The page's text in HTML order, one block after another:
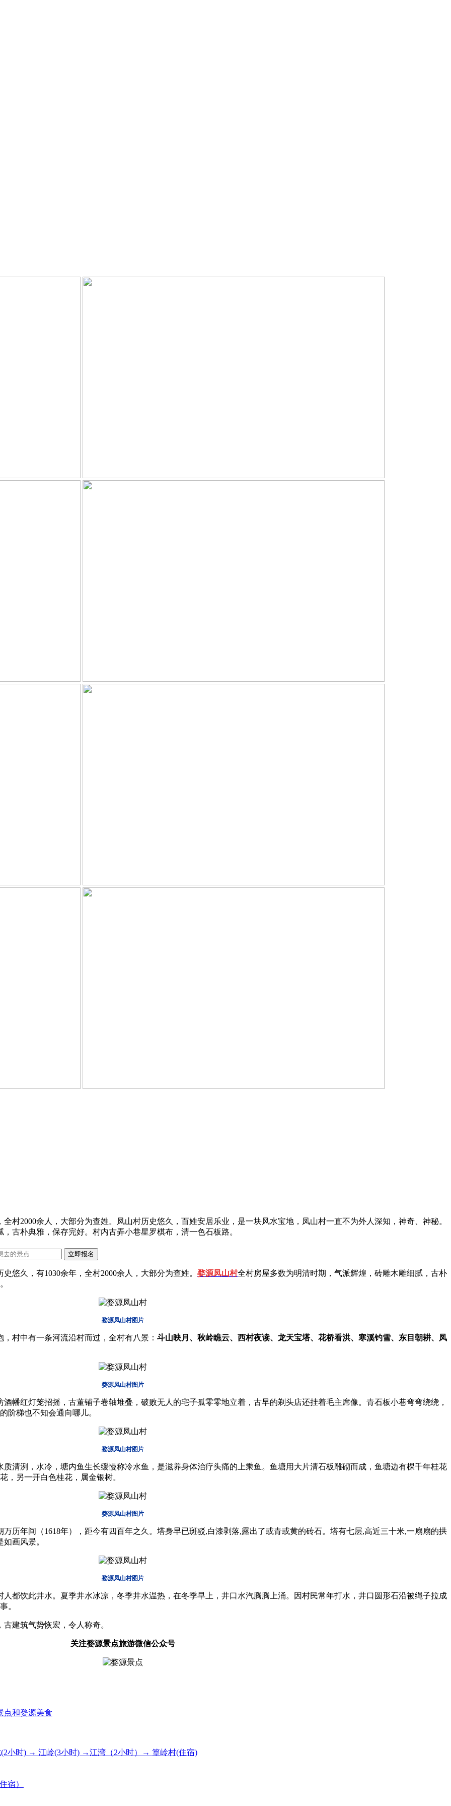
村2000余人，大部分为查姓。凤山村历史悠久，百姓安居乐业，是一块风水宝地，凤山村一直不为外人深知，神奇、神秘。
古朴典雅，保存完好。村内古弄小巷星罗棋布，清一色石板路。
久，有1030余年，全村2000余人，大部分为查姓。 婺源凤山村全村房屋多数为明清时期，气派辉煌，砖雕木雕细腻，古朴
婺源凤山村图片
村中有一条河流沿村而过，全村有八景： 斗山映月、秋岭瞧云、西村夜读、龙天宝塔、花桥看洪、寒溪钓雪、东目朝耕、凤
婺源凤山村图片
幡红灯笼招摇，古董铺子卷轴堆叠，破败无人的宅子孤零零地立着，古早的剃头店还挂着毛主席像。青石板小巷弯弯绕绕，
阶梯也不知会通向哪儿。
婺源凤山村图片
清洌，水冷，塘内鱼生长缓慢称冷水鱼，是滋养身体治疗头痛的上乘鱼。鱼塘用大片清石板雕砌而成，鱼塘边有棵千年桂花
，另一开白色桂花，属金银树。
婺源凤山村图片
历年间（1618年），距今有四百年之久。塔身早已斑驳,白漆剥落,露出了或青或黄的砖石。塔有七层,高近三十米,一扇扇的拱
画风景。
婺源凤山村图片
都饮此井水。夏季井水冰凉，冬季井水温热，在冬季早上，井口水汽腾腾上涌。因村民常年打水，井口圆形石沿被绳子拉成
。
建筑气势恢宏，令人称奇。
关注婺源景点旅游微信公众号
点和婺源美食
小时) → 江岭(3小时) →江湾（2小时）→ 篁岭村(住宿)
宿）